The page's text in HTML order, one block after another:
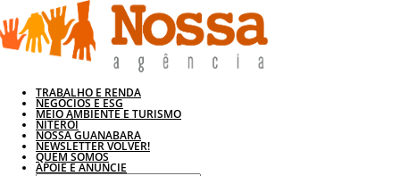
TRABALHO E RENDA
NEGÓCIOS E ESG
MEIO AMBIENTE E TURISMO
NITERÓI
NOSSA GUANABARA
NEWSLETTER VOLVER!
QUEM SOMOS
APOIE E ANUNCIE